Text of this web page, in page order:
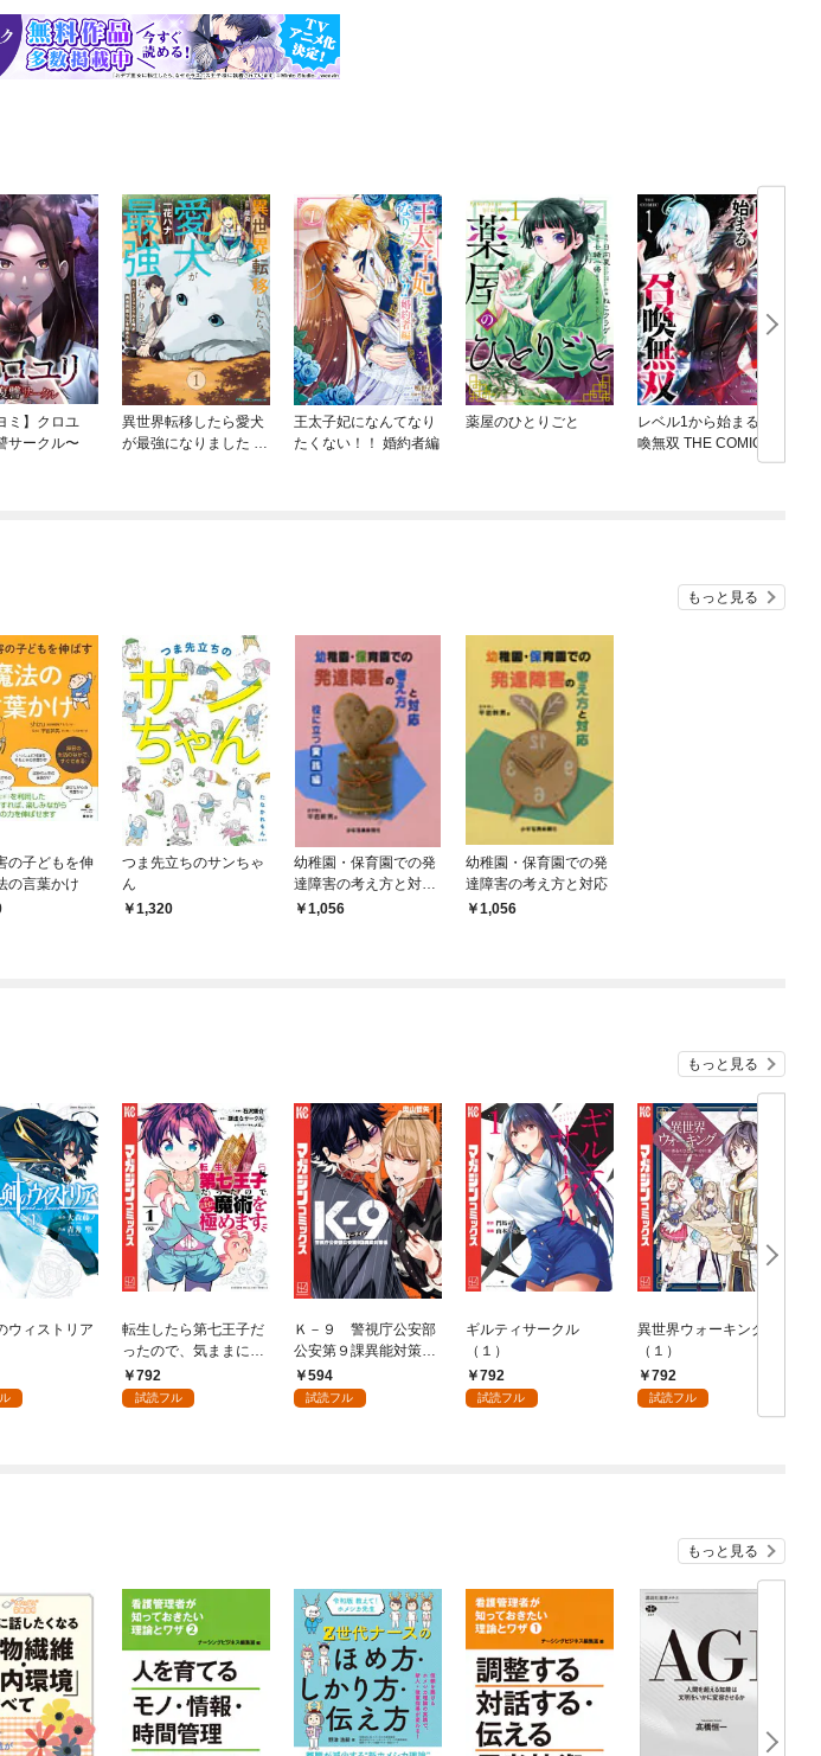
ミ】クロユ
サークル〜
異世界転移したら愛犬
が最強になりました ～
王太子妃になんてなり
たくない！！ 婚約者編
薬屋のひとりごと
レベル1から始まる召
喚無双 THE COMIC
もっと見る
の子どもを伸
の言葉かけ
つま先立ちのサンちゃ
ん
1,320
幼稚園・保育園での発
達障害の考え方と対応
役に立つ実践編
1,056
幼稚園・保育園での発
達障害の考え方と対応
1,056
もっと見る
ウィストリア
転生したら第七王子だ
ったので、気ままに魔
術を極めます（１）
792
試読フル
Ｋ－９ 警視庁公安部
公安第９課異能対策係
（１）
594
試読フル
ギルティサークル
（１）
792
試読フル
異世界ウォーキング
（１）
792
試読フル
もっと見る